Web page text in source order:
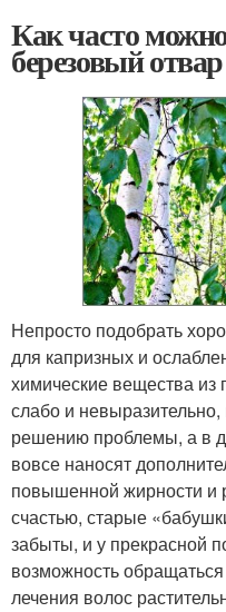
Как часто
березовый
Непросто подобрать
для капризных и
химические вещества из
слабо и
решению проблемы, а в
вовсе наносят
повышенной жирности и
счастью, старые
забыты, и у прекрасной
возможность
лечения волос